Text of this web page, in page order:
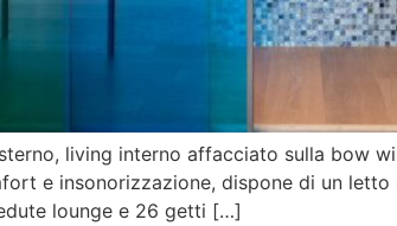
living interno affacciato sulla bow
e insonorizzazione, dispone di un
lounge e 26 getti […]